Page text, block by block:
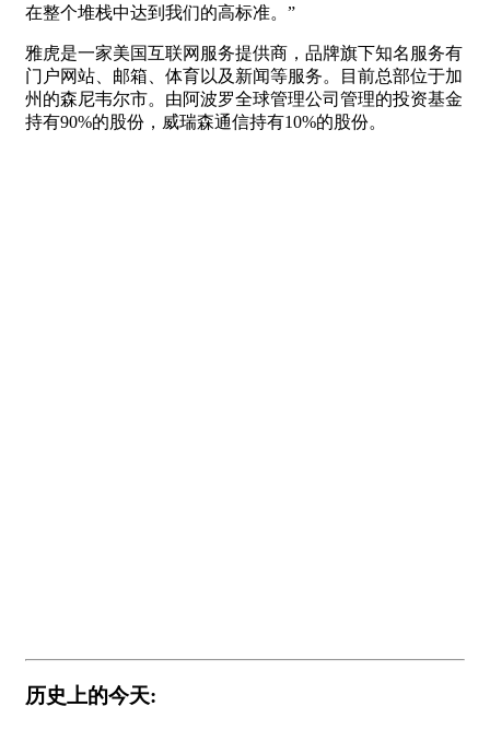
在整个堆栈中达到我们的高标准。”
雅虎是一家美国互联网服务提供商，品牌旗下知名服务有
门户网站、邮箱、体育以及新闻等服务。目前总部位于加
州的森尼韦尔市。由阿波罗全球管理公司管理的投资基金
持有90%的股份，威瑞森通信持有10%的股份。
历史上的今天: